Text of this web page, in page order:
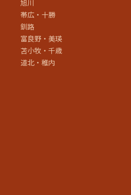
旭川
帯広・十勝
釧路
富良野・美瑛
苫小牧・千歳
道北・稚内